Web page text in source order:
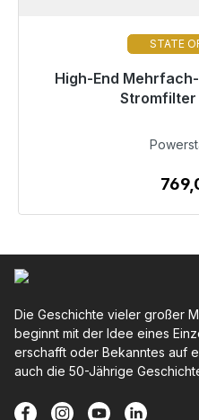
STATE
High-End
Stromfilter
Sofort
Zum
Die Geschichte vieler großer
beginnt mit der Idee eines
erschafft oder Bekanntes auf
auch die 50-Jährige